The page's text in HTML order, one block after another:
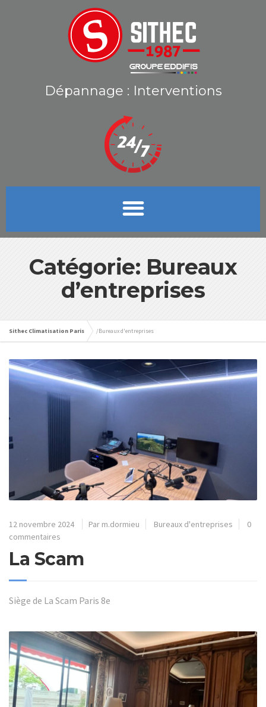
Dépannage : Interventions
Catégorie: Bureaux
d’entreprises
Sithec Climatisation Paris /Bureaux d'entreprises
12 novembre 2024 Par m.dormieu Bureaux d'entreprises
0
commentaires
La Scam
Siège de La Scam Paris 8e